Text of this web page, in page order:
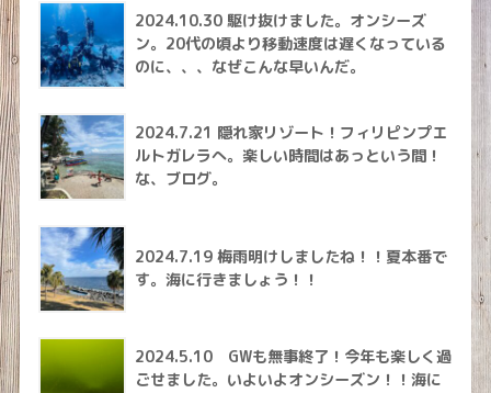
2024.10.30 駆け抜けました。オンシーズ
ン。20代の頃より移動速度は遅くなっている
のに、、、なぜこんな早いんだ。
2024.7.21 隠れ家リゾート！フィリピンプエ
ルトガレラへ。楽しい時間はあっという間！
な、ブログ。
2024.7.19 梅雨明けしましたね！！夏本番で
す。海に行きましょう！！
2024.5.10 GWも無事終了！今年も楽しく過
ごせました。いよいよオンシーズン！！海に